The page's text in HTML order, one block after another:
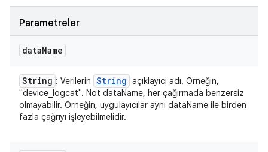
Parametreler
dataName
String : Verilerin String açıklayıcı adı. Örneğin,
"device_logcat". Not dataName, her çağırmada benzersiz
olmayabilir. Örneğin, uygulayıcılar aynı dataName ile birden
fazla çağrıyı işleyebilmelidir.